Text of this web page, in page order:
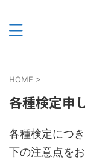
HOME >
各種検定申
各種検定につ
下の注意点を